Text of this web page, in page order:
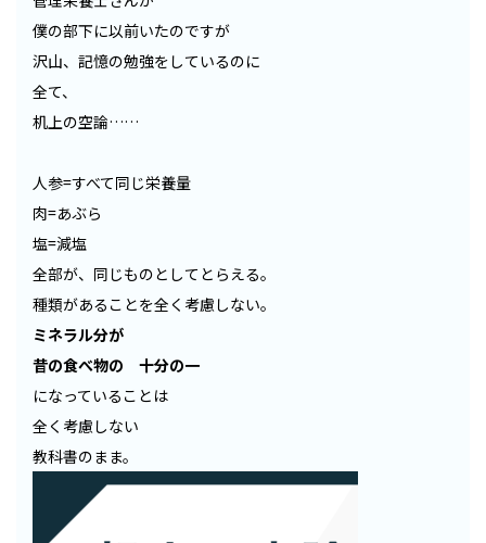
僕の部下に以前いたのですが
沢山、記憶の勉強をしているのに
全て、
机上の空論……
人参=すべて同じ栄養量
肉=あぶら
塩=減塩
全部が、同じものとしてとらえる。
種類があることを全く考慮しない。
ミネラル分が
昔の食べ物の 十分の一
になっていることは
全く考慮しない
教科書のまま。